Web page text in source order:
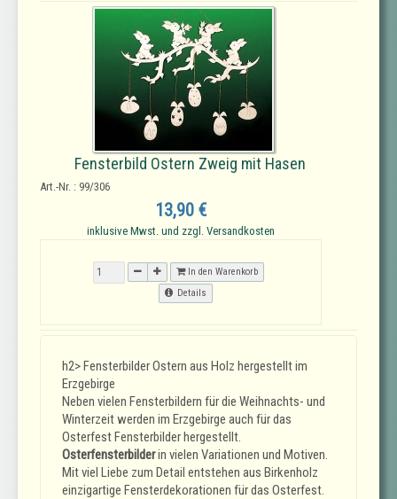
Fensterbild Ostern Zweig mit Hasen
Art.-Nr. : 99/306
13,90 €
inklusive Mwst. und zzgl. Versandkosten
In den Warenkorb
Details
h2> Fensterbilder Ostern aus Holz hergestellt im
Erzgebirge
Neben vielen Fensterbildern für die Weihnachts- und
Winterzeit werden im Erzgebirge auch für das
Osterfest Fensterbilder hergestellt.
Osterfensterbilderin vielen Variationen und Motiven.
Mit viel Liebe zum Detail entstehen aus Birkenholz
einzigartige Fensterdekorationen für das Osterfest.